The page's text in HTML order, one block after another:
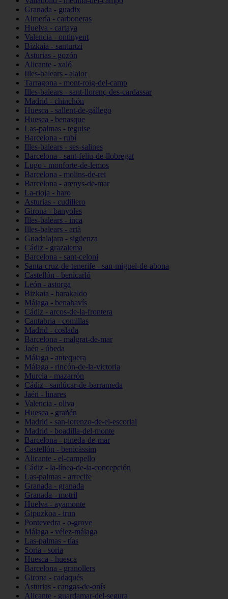
Granada - guadix
Almería - carboneras
Huelva - cartaya
Valencia - ontinyent
Bizkaia - santurtzi
Asturias - gozón
Alicante - xaló
Illes-balears - alaior
Tarragona - mont-roig-del-camp
Illes-balears - sant-llorenç-des-cardassar
Madrid - chinchón
Huesca - sallent-de-gállego
Huesca - benasque
Las-palmas - teguise
Barcelona - rubí
Illes-balears - ses-salines
Barcelona - sant-feliu-de-llobregat
Lugo - monforte-de-lemos
Barcelona - molins-de-rei
Barcelona - arenys-de-mar
La-rioja - haro
Asturias - cudillero
Girona - banyoles
Illes-balears - inca
Illes-balears - artà
Guadalajara - sigüenza
Cádiz - grazalema
Barcelona - sant-celoni
Santa-cruz-de-tenerife - san-miguel-de-abona
Castellón - benicarló
León - astorga
Bizkaia - barakaldo
Málaga - benahavís
Cádiz - arcos-de-la-frontera
Cantabria - comillas
Madrid - coslada
Barcelona - malgrat-de-mar
Jaén - úbeda
Málaga - antequera
Málaga - rincón-de-la-victoria
Murcia - mazarrón
Cádiz - sanlúcar-de-barrameda
Jaén - linares
Valencia - oliva
Huesca - grañén
Madrid - san-lorenzo-de-el-escorial
Madrid - boadilla-del-monte
Barcelona - pineda-de-mar
Castellón - benicàssim
Alicante - el-campello
Cádiz - la-línea-de-la-concepción
Las-palmas - arrecife
Granada - granada
Granada - motril
Huelva - ayamonte
Gipuzkoa - irun
Pontevedra - o-grove
Málaga - vélez-málaga
Las-palmas - tías
Soria - soria
Huesca - huesca
Barcelona - granollers
Girona - cadaqués
Asturias - cangas-de-onís
Alicante - guardamar-del-segura